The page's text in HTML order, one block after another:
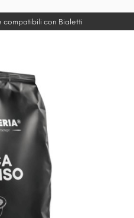
compatibili con Bialetti